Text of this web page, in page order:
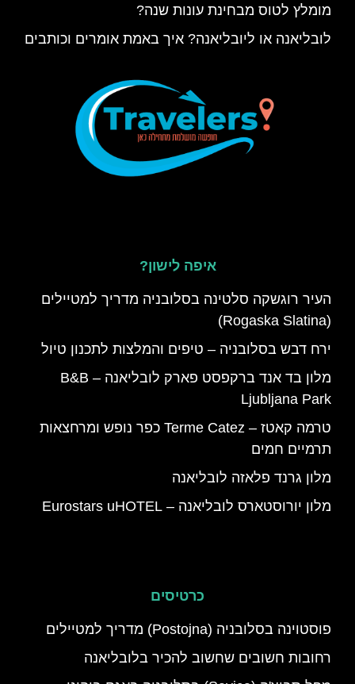
מומלץ לטוס מבחינת עונות שנה?
לובליאנה או ליובליאנה? איך באמת אומרים וכותבים
איפה לישון?
העיר רוגשקה סלטינה בסלובניה מדריך למטיילים
(Rogaska Slatina)
ירח דבש בסלובניה – טיפים והמלצות לתכנון טיול
מלון בד אנד ברקפסט פארק לובליאנה – B&B
Ljubljana Park
טרמה קאטז – Terme Catez כפר נופש ומרחצאות
תרמיים חמים
מלון גרנד פלאזה לובליאנה
מלון יורוסטארס לובליאנה – Eurostars uHOTEL
כרטיסים
פוסטוינה בסלובניה (Postojna) מדריך למטיילים
רחובות חשובים שחשוב להכיר בלובליאנה